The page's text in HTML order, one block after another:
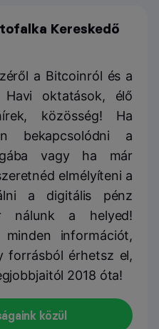
Kereskedő
a Bitcoinról és a
oktatások, élő
közösség! Ha
bekapcsolódni a
vagy ha már
elmélyíteni a
a digitális pénz
nálunk a helyed!
információt,
forrásból érhetsz el,
2018 óta!
közül